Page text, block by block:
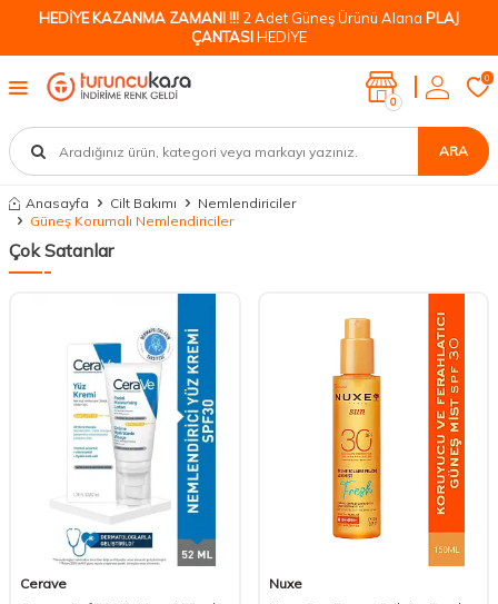
HEDİYE KAZANMA ZAMANI !!! 2 Adet Güneş Ürünü Alana PLAJ
ÇANTASIHEDİYE
ARA
0
0
Anasayfa Cilt Bakımı
Nemlendiriciler
Güneş Korumalı Nemlendiriciler
Çok Satanlar
Cerave
Nuxe